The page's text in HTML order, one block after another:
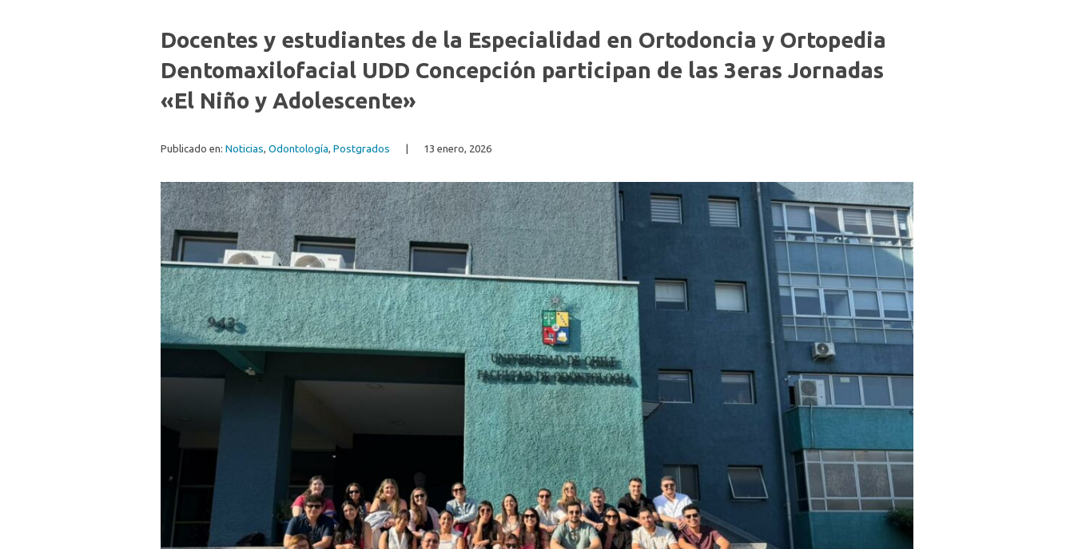
Docentes y estudiantes de la Especialidad en Ortodoncia y Ortopedia
Dentomaxilofacial UDD Concepción participan de las 3eras Jornadas
«El Niño y Adolescente»
Publicado en: Noticias, Odontología, Postgrados 13 enero, 2026